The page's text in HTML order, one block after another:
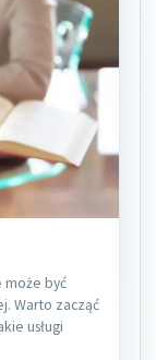
być
Warto zacząć
usługi